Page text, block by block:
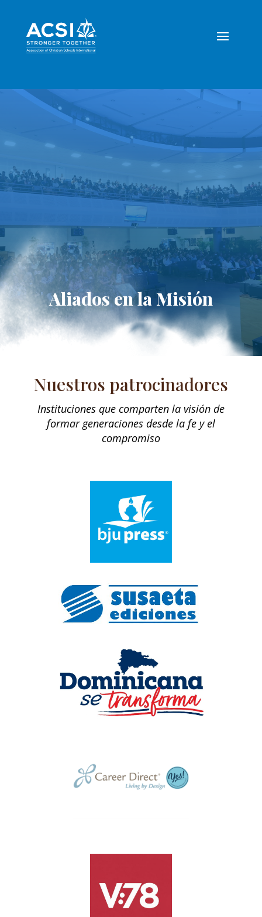
Aliados en la Misión
Nuestros patrocinadores
Instituciones que comparten la visión de
formar generaciones desde la fe y el
compromiso